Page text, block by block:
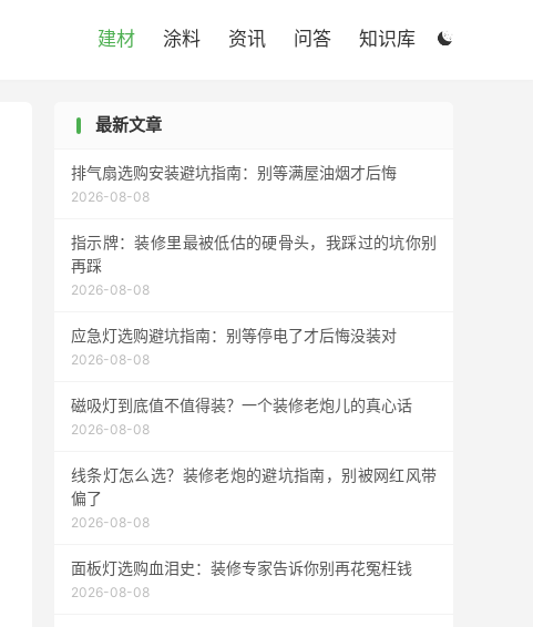

建材 涂料 资讯 问答 知识库
最新文章
排气扇选购安装避坑指南：别等满屋油烟才后悔
2026-08-08
指示牌：装修里最被低估的硬骨头，我踩过的坑你别
再踩
2026-08-08
应急灯选购避坑指南：别等停电了才后悔没装对
2026-08-08
磁吸灯到底值不值得装？一个装修老炮儿的真心话
2026-08-08
线条灯怎么选？装修老炮的避坑指南，别被网红风带
偏了
2026-08-08
面板灯选购血泪史：装修专家告诉你别再花冤枉钱
2026-08-08